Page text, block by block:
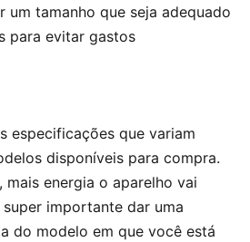
um tamanho que seja adequado
para evitar gastos
especificações que variam
disponíveis para compra.
mais energia o aparelho vai
importante dar uma
do modelo em que você está